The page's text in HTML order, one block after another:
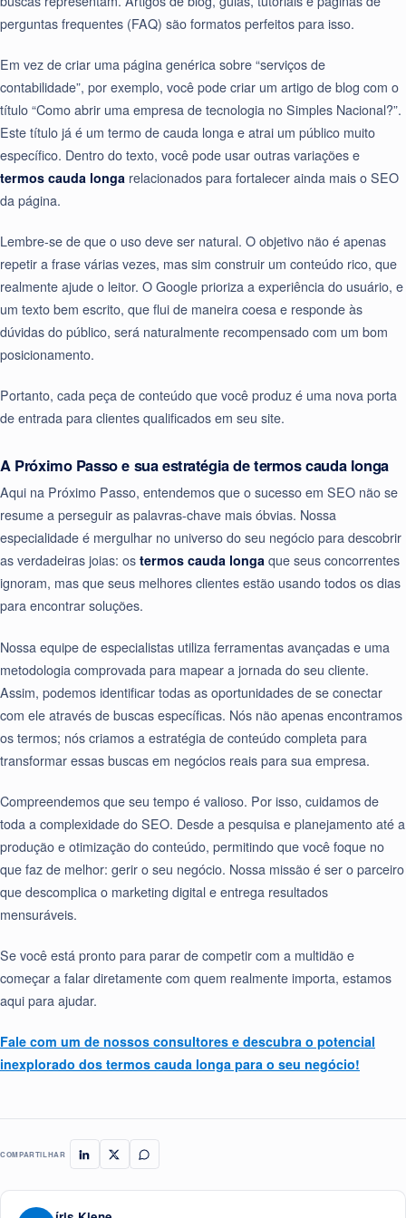
perguntas frequentes (FAQ) são formatos perfeitos para isso.
Em vez de criar uma página genérica sobre “serviços de
contabilidade”, por exemplo, você pode criar um artigo de blog com o
título “Como abrir uma empresa de tecnologia no Simples Nacional?”.
Este título já é um termo de cauda longa e atrai um público muito
específico. Dentro do texto, você pode usar outras variações e
termos cauda longa relacionados para fortalecer ainda mais o SEO
da página.
Lembre-se de que o uso deve ser natural. O objetivo não é apenas
repetir a frase várias vezes, mas sim construir um conteúdo rico, que
realmente ajude o leitor. O Google prioriza a experiência do usuário, e
um texto bem escrito, que flui de maneira coesa e responde às
dúvidas do público, será naturalmente recompensado com um bom
posicionamento.
Portanto, cada peça de conteúdo que você produz é uma nova porta
de entrada para clientes qualificados em seu site.
A Próximo Passo e sua estratégia de termos cauda longa
Aqui na Próximo Passo, entendemos que o sucesso em SEO não se
resume a perseguir as palavras-chave mais óbvias. Nossa
especialidade é mergulhar no universo do seu negócio para descobrir
as verdadeiras joias: os termos cauda longa que seus concorrentes
ignoram, mas que seus melhores clientes estão usando todos os dias
para encontrar soluções.
Nossa equipe de especialistas utiliza ferramentas avançadas e uma
metodologia comprovada para mapear a jornada do seu cliente.
Assim, podemos identificar todas as oportunidades de se conectar
com ele através de buscas específicas. Nós não apenas encontramos
os termos; nós criamos a estratégia de conteúdo completa para
transformar essas buscas em negócios reais para sua empresa.
Compreendemos que seu tempo é valioso. Por isso, cuidamos de
toda a complexidade do SEO. Desde a pesquisa e planejamento até a
produção e otimização do conteúdo, permitindo que você foque no
que faz de melhor: gerir o seu negócio. Nossa missão é ser o parceiro
que descomplica o marketing digital e entrega resultados
mensuráveis.
Se você está pronto para parar de competir com a multidão e
começar a falar diretamente com quem realmente importa, estamos
aqui para ajudar.
Fale com um de nossos consultores e descubra o potencial
inexplorado dos termos cauda longa para o seu negócio!
COMPARTILHAR